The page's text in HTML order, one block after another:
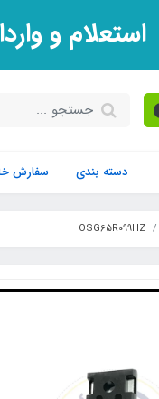
استعلام و
دسته بندی سفارش
OSG65R099HZ